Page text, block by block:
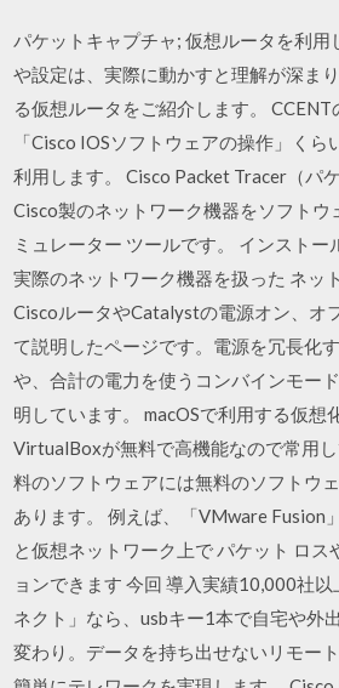
パケットキャプチャ; 仮想ルータを利用
や設定は、実際に動かすと理解が深ま
る仮想ルータをご紹介します。
「Cisco IOSソフトウェアの操作」く
利用します。 Cisco Packet Tracer（パ
Cisco製のネットワーク機器をソフトウ
ミュレーター ツールです。 インストー
実際のネットワーク機器を扱った ネッ
CiscoルータやCatalystの電源オン、オ
て説明したページです。電源を冗長化
や、合計の電力を使うコンバインモー
明しています。 macOSで利用する仮想
VirtualBoxが無料で高機能なので常用
料のソフトウェアには無料のソフトウ
あります。 例えば、「VMware Fusion
と仮想ネットワーク上で パケット ロス
ョンできます 今回 導入実績10,000社
ネクト」なら、usbキー1本で自宅や外
変わり。データを持ち出せないリモー